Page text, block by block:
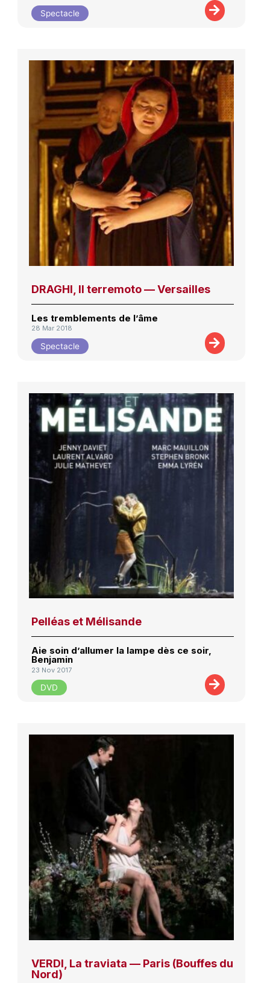
Spectacle
DRAGHI, Il terremoto — Versailles
Les tremblements de l’âme
28 Mar 2018
Spectacle
Pelléas et Mélisande
Aie soin d’allumer la lampe dès ce soir,
Benjamin
23 Nov 2017
DVD
VERDI, La traviata — Paris (Bouffes du
Nord)